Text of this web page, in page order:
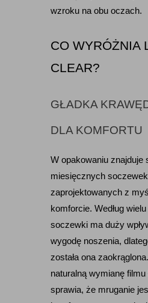
wzroku na obu oczach.
CO WYRÓŻNIA
CLEAR?
GŁADKA
DLA KOMFORTU
W opakowaniu znajduje
miesięcznych
zaprojektowanych z
komforcie. Według
soczewki ma duży
wygodę noszenia,
została ona
naturalną wymianę filmu
sprawia, że mruganie